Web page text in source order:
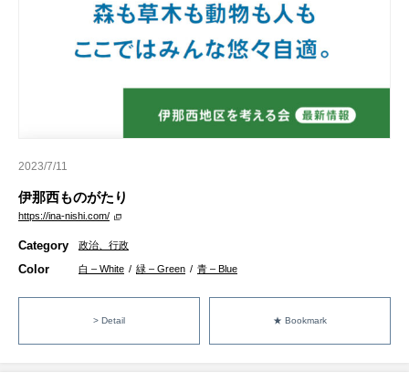
2023/7/11
伊那西ものがたり
https://ina-nishi.com/
Category 政治、行政
Color 白 – White / 緑 – Green / 青 – Blue
> Detail ★ Bookmark